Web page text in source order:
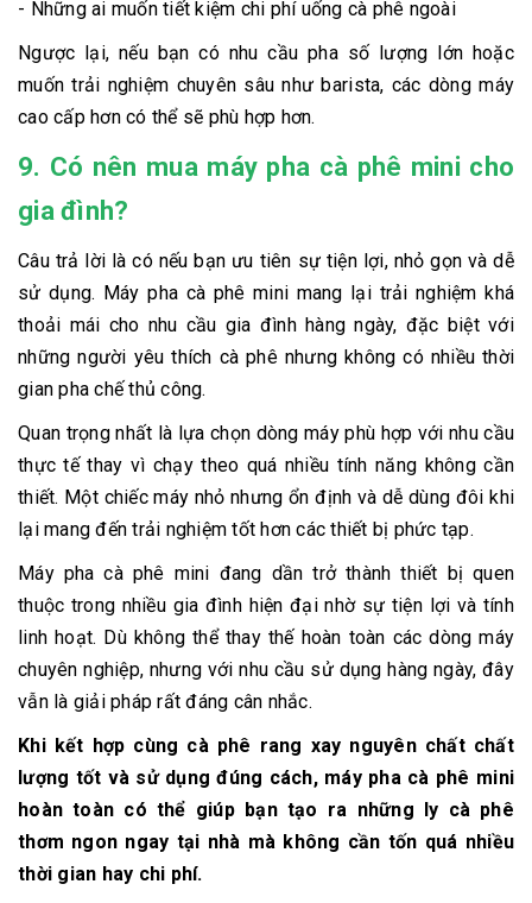
- Những ai muốn tiết kiệm chi phí uống cà phê ngoài
Ngược lại, nếu bạn có nhu cầu pha số lượng lớn hoặc
muốn trải nghiệm chuyên sâu như barista, các dòng máy
cao cấp hơn có thể sẽ phù hợp hơn.
9. Có nên mua máy pha cà phê mini cho
gia đình?
Câu trả lời là có nếu bạn ưu tiên sự tiện lợi, nhỏ gọn và dễ
sử dụng. Máy pha cà phê mini mang lại trải nghiệm khá
thoải mái cho nhu cầu gia đình hàng ngày, đặc biệt với
những người yêu thích cà phê nhưng không có nhiều thời
gian pha chế thủ công.
Quan trọng nhất là lựa chọn dòng máy phù hợp với nhu cầu
thực tế thay vì chạy theo quá nhiều tính năng không cần
thiết. Một chiếc máy nhỏ nhưng ổn định và dễ dùng đôi khi
lại mang đến trải nghiệm tốt hơn các thiết bị phức tạp.
Máy pha cà phê mini đang dần trở thành thiết bị quen
thuộc trong nhiều gia đình hiện đại nhờ sự tiện lợi và tính
linh hoạt. Dù không thể thay thế hoàn toàn các dòng máy
chuyên nghiệp, nhưng với nhu cầu sử dụng hàng ngày, đây
vẫn là giải pháp rất đáng cân nhắc.
Khi kết hợp cùng cà phê rang xay nguyên chất chất
lượng tốt và sử dụng đúng cách, máy pha cà phê mini
hoàn toàn có thể giúp bạn tạo ra những ly cà phê
thơm ngon ngay tại nhà mà không cần tốn quá nhiều
thời gian hay chi phí.